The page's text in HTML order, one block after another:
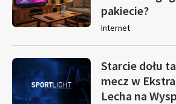
pakiecie?
Internet
Starcie dołu
mecz w
Lecha na